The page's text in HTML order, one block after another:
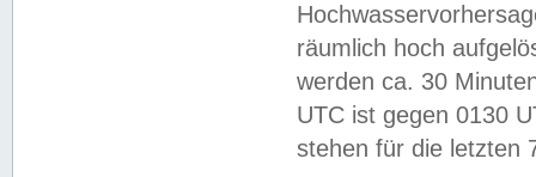
räumlich hoch
werden ca. 30
UTC ist gegen 0130
stehen für die letzten